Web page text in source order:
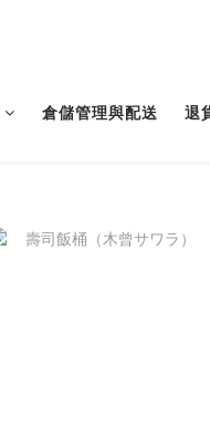
倉儲管理與配送 退